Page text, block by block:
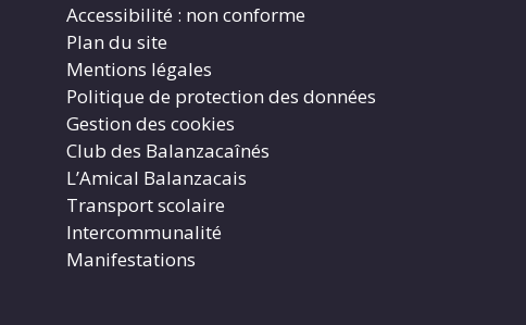
Accessibilité : non conforme
Plan du site
Mentions légales
Politique de protection des données
Gestion des cookies
Club des Balanzacaînés
L’Amical Balanzacais
Transport scolaire
Intercommunalité
Manifestations